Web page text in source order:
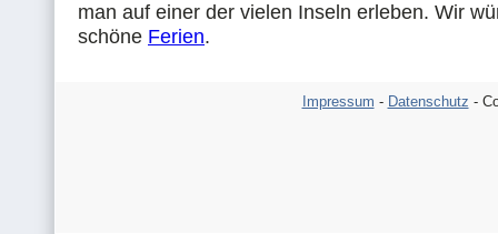
man auf einer der vielen Inseln erleben. Wir
schöne Ferien.
Impressum - Datenschutz -